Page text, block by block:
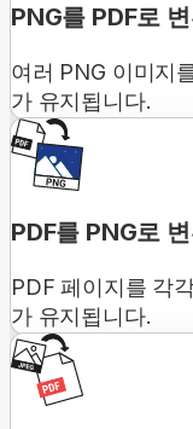
PNG를 PDF로
여러 PNG 이미지
가 유지됩니다.
PDF를 PNG로
PDF 페이지를 각
가 유지됩니다.